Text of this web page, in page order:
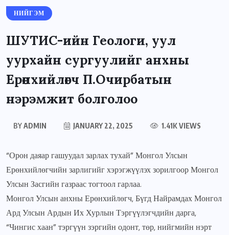
НИЙГЭМ
ШУТИС-ийн Геологи, уул
уурхайн сургуулийг анхны
Ерөнхийлөгч П.Очирбатын
нэрэмжит болголоо
BYADMIN JANUARY 22, 2025 1.41K VIEWS
“Орон даяар гашуудал зарлах тухай” Монгол Улсын
Ерөнхийлөгчийн зарлигийг хэрэгжүүлэх зорилгоор Монгол
Улсын Засгийн газраас тогтоол гарлаа.
Монгол Улсын анхны Ерөнхийлөгч, Бүгд Найрамдах Монгол
Ард Улсын Ардын Их Хурлын Тэргүүлэгчдийн дарга,
“Чингис хаан” тэргүүн зэргийн одонт, төр, нийгмийн нэрт